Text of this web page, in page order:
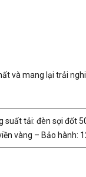
và mang lại trải
tải: đèn sợi đốt
vàng – Bảo hành: